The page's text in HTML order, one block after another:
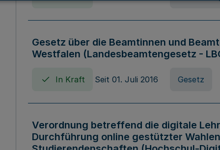
Gesetz über die Beamtinnen und
Westfalen (Landesbeamtengesetz -
In Kraft Seit 01. Juli 2016 Gesetz
Verordnung betreffend die digitale
Durchführung online gestützter